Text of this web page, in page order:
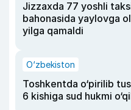
Jizzaxda 77 yoshli
bahonasida yaylovga
yilga qamaldi
O‘zbekiston
Toshkentda o‘pirilib
6 kishiga sud hukmi